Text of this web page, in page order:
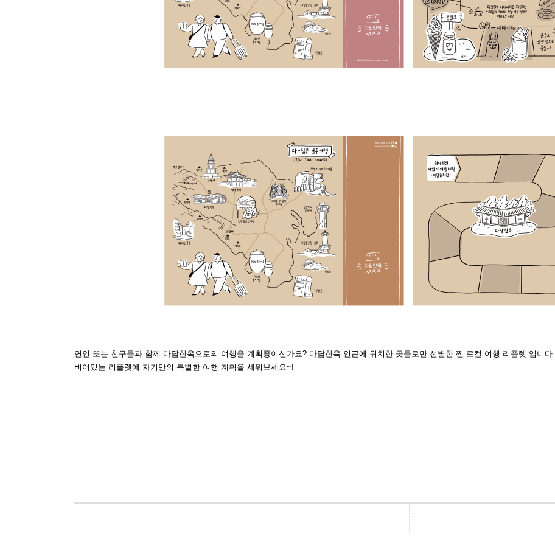
연인 또는 친구들과 함께 다담한옥으로의 여행을 계획중이신가요? 다담한옥 인근에 위치한 곳들로만 선별한 찐 로컬 여행 리플렛 입니다.
비어있는 리플렛에 자기만의 특별한 여행 계획을 세워보세요~!